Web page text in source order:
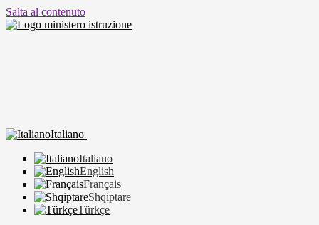
Salta al contenuto
Italiano
Italiano
English
Français
Shqiptare
Türkçe